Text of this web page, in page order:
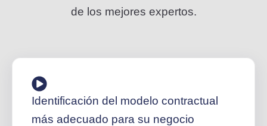
de los mejores expertos.
Identificación del modelo contractual
más adecuado para su negocio